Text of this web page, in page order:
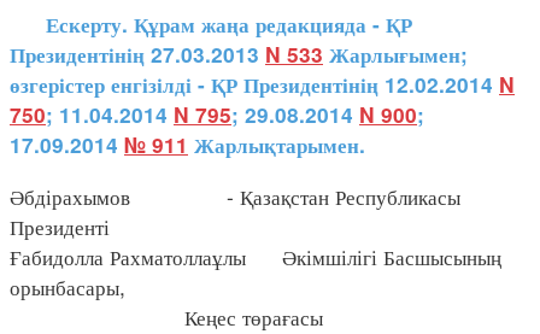
Ескерту. Құрам жаңа редакцияда - ҚР
Президентінің 27.03.2013 N 533 Жарлығымен;
өзгерістер енгізілді - ҚР Президентінің 12.02.2014 N
750; 11.04.2014 N 795; 29.08.2014 N 900;
17.09.2014 № 911 Жарлықтарымен.
Әбдірахымов - Қазақстан Республикасы
Президенті
Ғабидолла Рахматоллаұлы Әкімшілігі Басшысының
орынбасары,
Кеңес төрағасы